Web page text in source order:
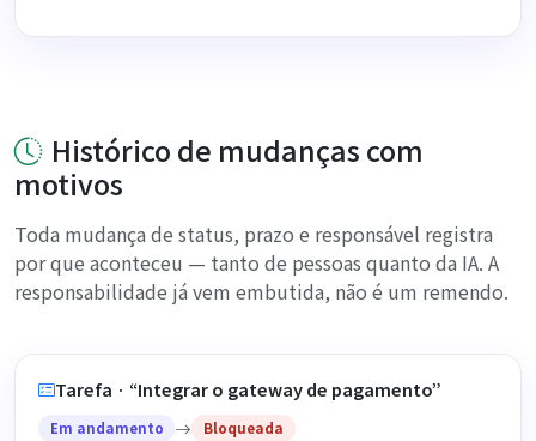
Histórico de mudanças com
motivos
Toda mudança de status, prazo e responsável registra
por que aconteceu — tanto de pessoas quanto da IA. A
responsabilidade já vem embutida, não é um remendo.
Tarefa · “Integrar o gateway de pagamento”
Em andamento Bloqueada